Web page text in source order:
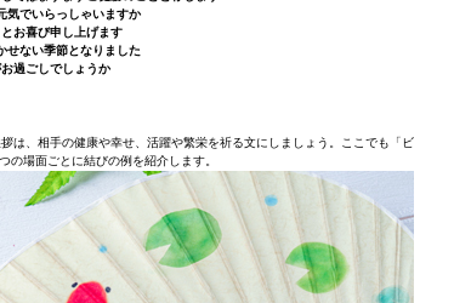
気でいらっしゃいますか
お喜び申し上げます
せない季節となりました
過ごしでしょうか
は、相手の健康や幸せ、活躍や繁栄を祈る文にしましょう。ここでも「ビ
の場面ごとに結びの例を紹介します。